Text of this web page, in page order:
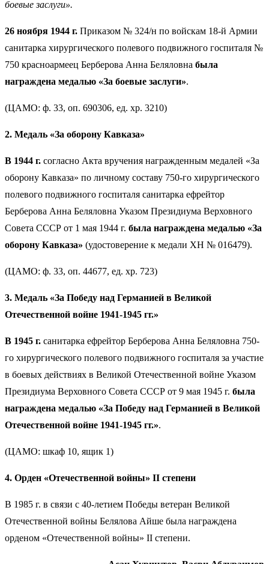
боевые заслуги».
26 ноября 1944 г. Приказом № 324/н по войскам 18-й Армии
санитарка хирургического полевого подвижного госпиталя №
750 красноармеец Берберова Анна Беляловна была
награждена медалью «За боевые заслуги».
(ЦАМО: ф. 33, оп. 690306, ед. хр. 3210)
2. Медаль «За оборону Кавказа»
В 1944 г. согласно Акта вручения награжденным медалей «За
оборону Кавказа» по личному составу 750-го хирургического
полевого подвижного госпиталя санитарка ефрейтор
Берберова Анна Беляловна Указом Президиума Верховного
Совета СССР от 1 мая 1944 г. была награждена медалью «За
оборону Кавказа» (удостоверение к медали ХН № 016479).
(ЦАМО: ф. 33, оп. 44677, ед. хр. 723)
3. Медаль «За Победу над Германией в Великой
Отечественной войне 1941-1945 гг.»
В 1945 г. санитарка ефрейтор Берберова Анна Беляловна 750-
го хирургического полевого подвижного госпиталя за участие
в боевых действиях в Великой Отечественной войне Указом
Президиума Верховного Совета СССР от 9 мая 1945 г. была
награждена медалью «За Победу над Германией в Великой
Отечественной войне 1941-1945 гг.».
(ЦАМО: шкаф 10, ящик 1)
4. Орден «Отечественной войны» II степени
В 1985 г. в связи с 40-летием Победы ветеран Великой
Отечественной войны Белялова Айше была награждена
орденом «Отечественной войны» II степени.